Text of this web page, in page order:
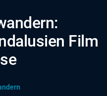
Film